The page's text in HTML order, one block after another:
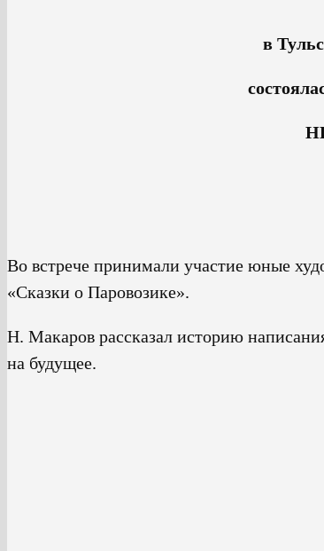
в
Во встрече принимали участие юные
«Сказки о Паровозике».
Н. Макаров рассказал историю
на будущее.